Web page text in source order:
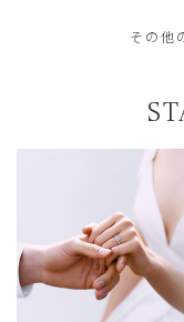
その他